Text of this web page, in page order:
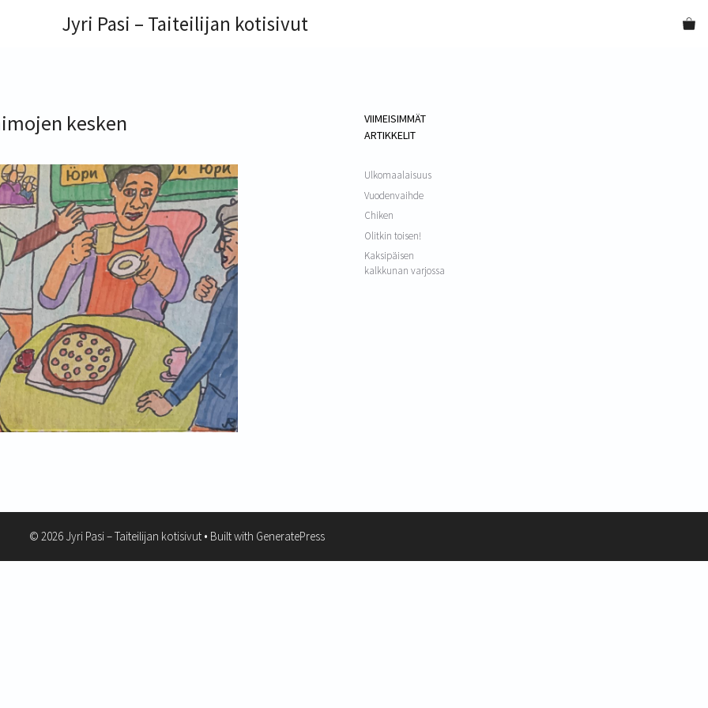
Jyri Pasi – Taiteilijan kotisivut
kesken
VIIMEISIMMÄT
ARTIKKELIT
Ulkomaalaisuus
Vuodenvaihde
Chiken
Olitkin toisen!
Kaksipäisen
kalkkunan varjossa
© 2026 Jyri Pasi – Taiteilijan kotisivut • Built with GeneratePress